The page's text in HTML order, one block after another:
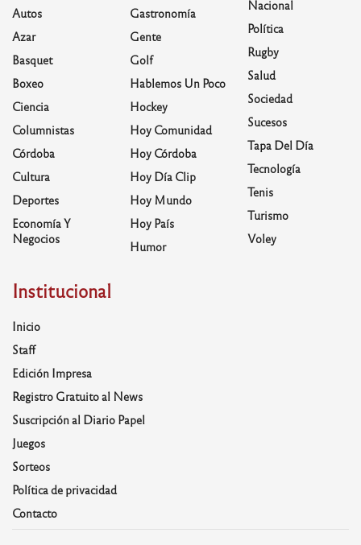
Autos
Azar
Basquet
Boxeo
Ciencia
Columnistas
Córdoba
Cultura
Deportes
Economía Y
Negocios
Gastronomía
Gente
Golf
Hablemos Un Poco
Hockey
Hoy Comunidad
Hoy Córdoba
Hoy Día Clip
Hoy Mundo
Hoy País
Humor
Nacional
Política
Rugby
Salud
Sociedad
Sucesos
Tapa Del Día
Tecnología
Tenis
Turismo
Voley
Institucional
Inicio
Staff
Edición Impresa
Registro Gratuito al News
Suscripción al Diario Papel
Juegos
Sorteos
Política de privacidad
Contacto